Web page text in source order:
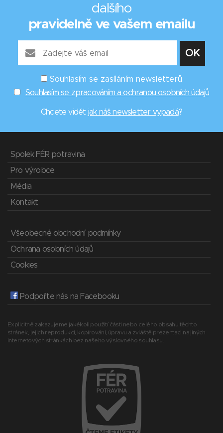
dalšího
pravidelně ve vašem emailu
Souhlasím se zasíláním newsletterů
Souhlasím se zpracováním a ochranou osobních údajů
Chcete vidět jak náš newsletter vypadá?
Spolek FÉR potravina
Pro výrobce
Média
Kontakt
Všeobecné obchodní podmínky
Ochrana osobních údajů
Cookies
Podpořte nás na Facebooku
Explicitně zakazujeme jakékoli použití části nebo celého obsahu těchto
stránek, jejich reprodukci, kopírování, úpravu a zvláště prezentaci na jiných
internetových stránkách bez našeho výslovného souhlasu.